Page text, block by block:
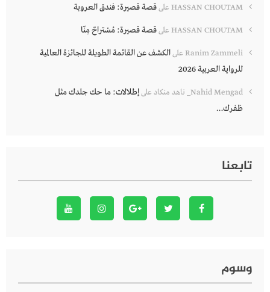
HASSAN CHOUTAM علىقصة قصيرة: فندق العروبة
HASSAN CHOUTAM علىقصة قصيرة: مُسْتراحٌ مِنّا
Ranim Zammeli علىالكشف عن القائمة الطويلة للجائزة العالمية
للرواية العربية 2026
Nahid Mengad_ ناهد منكاد علىإطلالات: ما حك جلدك مثل
ظفرك…
تابعنا
وسوم